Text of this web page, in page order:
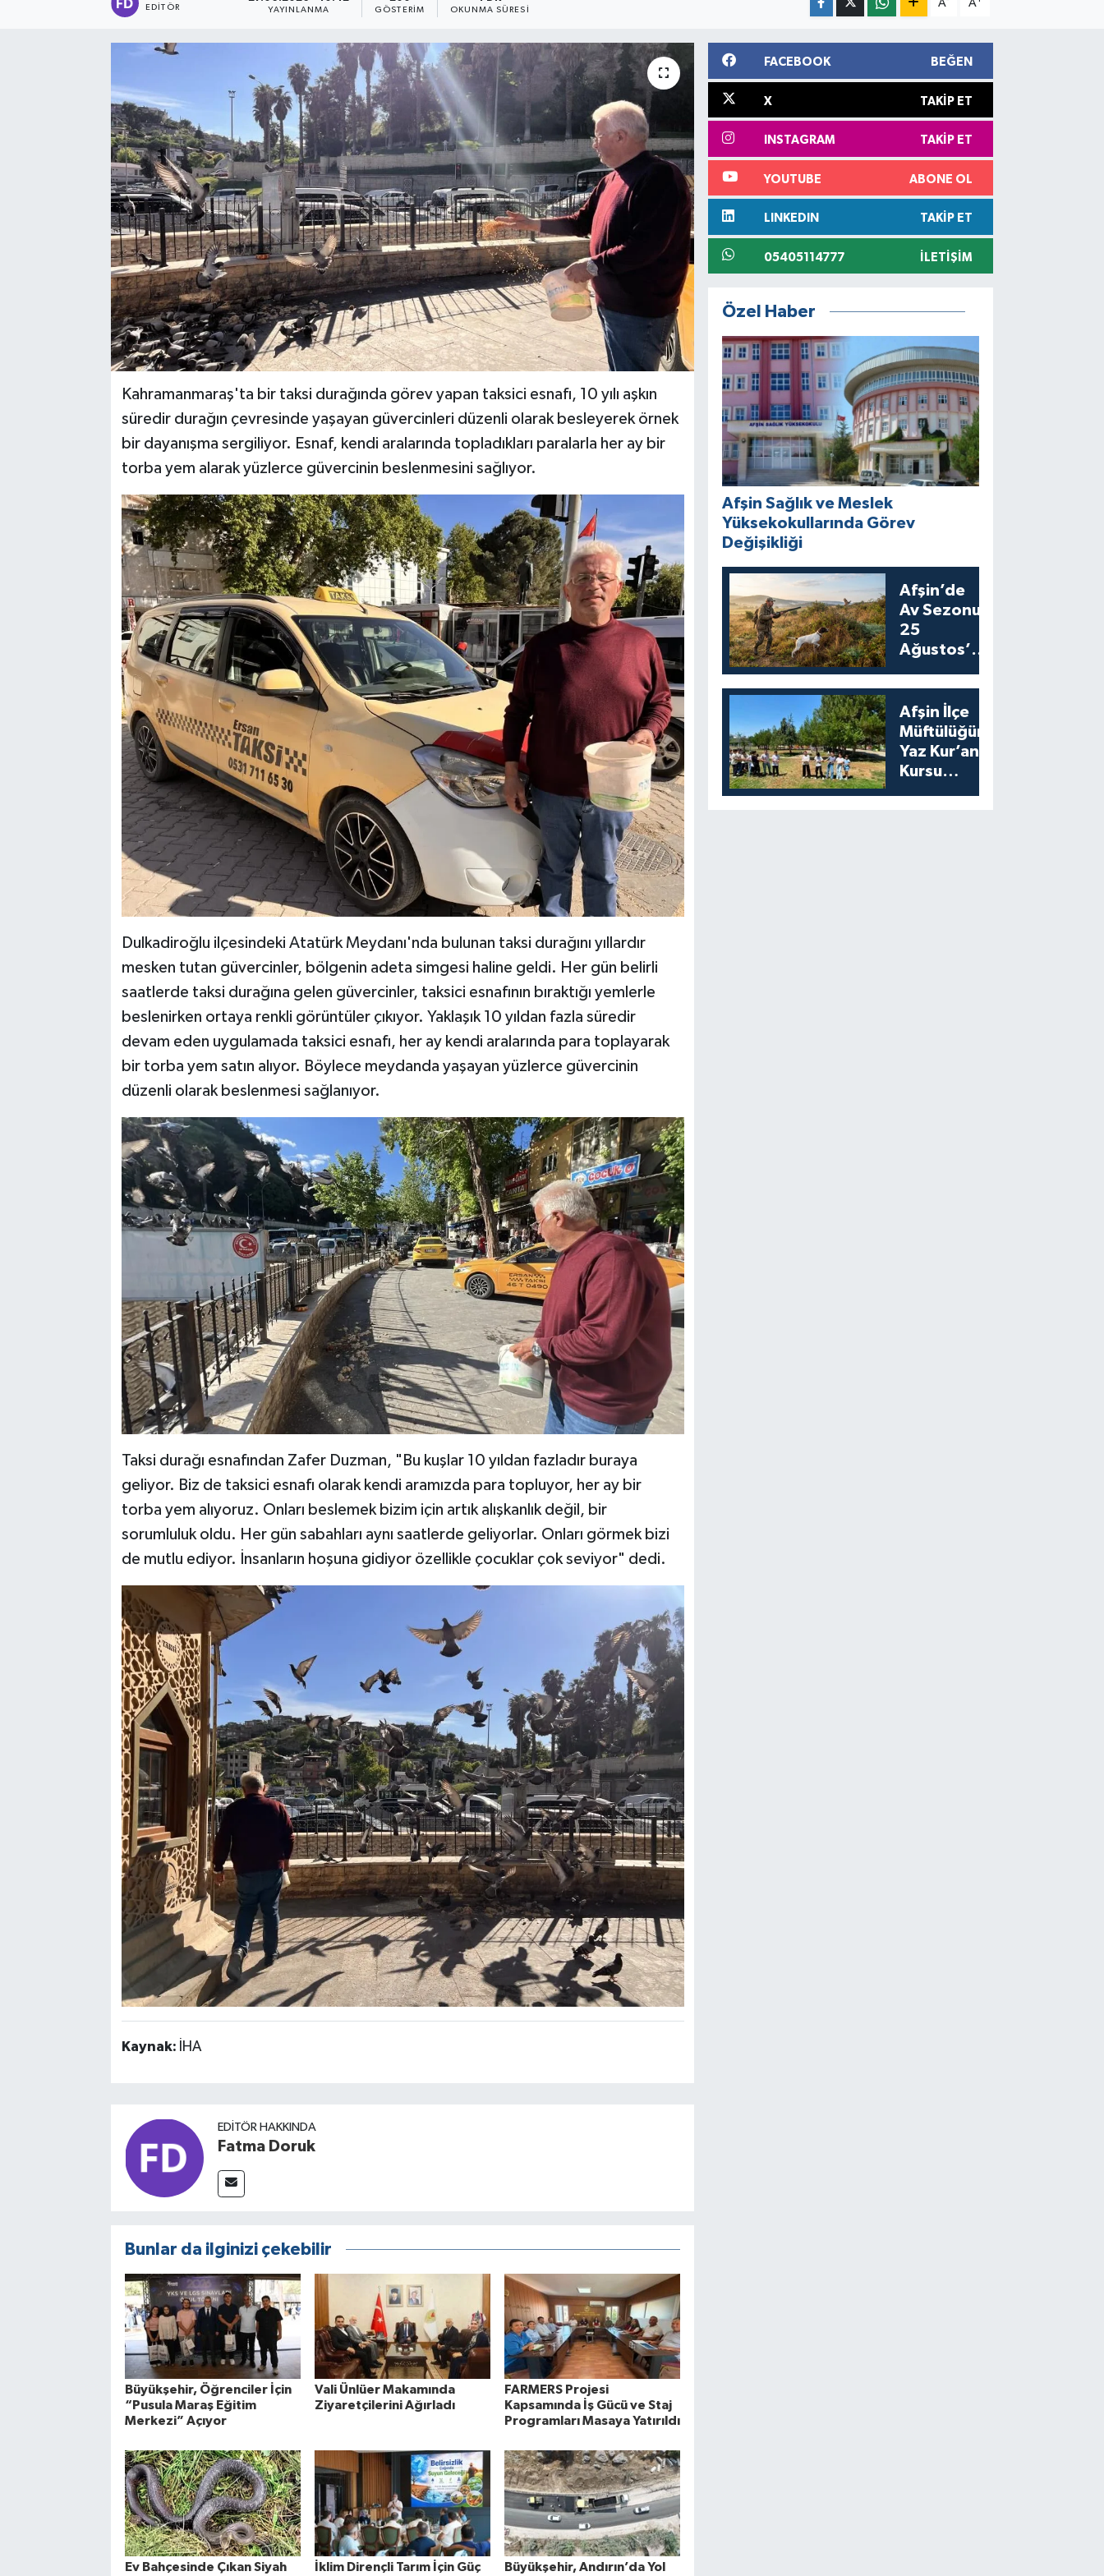
EDITÖR YAYINLANMA GÖSTERIM OKUNMA SÜRESI
A A
Kahramanmaraş'ta bir taksi durağında görev yapan taksici esnafı, 10 yılı aşkın
süredir durağın çevresinde yaşayan güvercinleri düzenli olarak besleyerek örnek
bir dayanışma sergiliyor. Esnaf, kendi aralarında topladıkları paralarla her ay bir
torba yem alarak yüzlerce güvercinin beslenmesini sağlıyor.
Dulkadiroğlu ilçesindeki Atatürk Meydanı'nda bulunan taksi durağını yıllardır
mesken tutan güvercinler, bölgenin adeta simgesi haline geldi. Her gün belirli
saatlerde taksi durağına gelen güvercinler, taksici esnafının bıraktığı yemlerle
beslenirken ortaya renkli görüntüler çıkıyor. Yaklaşık 10 yıldan fazla süredir
devam eden uygulamada taksici esnafı, her ay kendi aralarında para toplayarak
bir torba yem satın alıyor. Böylece meydanda yaşayan yüzlerce güvercinin
düzenli olarak beslenmesi sağlanıyor.
Taksi durağı esnafından Zafer Duzman, "Bu kuşlar 10 yıldan fazladır buraya
geliyor. Biz de taksici esnafı olarak kendi aramızda para topluyor, her ay bir
torba yem alıyoruz. Onları beslemek bizim için artık alışkanlık değil, bir
sorumluluk oldu. Her gün sabahları aynı saatlerde geliyorlar. Onları görmek bizi
de mutlu ediyor. İnsanların hoşuna gidiyor özellikle çocuklar çok seviyor" dedi.
Kaynak: İHA
EDITÖR HAKKINDA
Fatma Doruk
Bunlar da ilginizi çekebilir
Büyükşehir, Öğrenciler İçin
“Pusula Maraş Eğitim
Merkezi” Açıyor
Vali Ünlüer Makamında
Ziyaretçilerini Ağırladı
FARMERS Projesi
Kapsamında İş Gücü ve Staj
Programları Masaya Yatırıldı
Ev Bahçesinde Çıkan Siyah
İklim Dirençli Tarım İçin Güç
Büyükşehir, Andırın’da Yol
FACEBOOK BEĞEN
X TAKIP ET
INSTAGRAM TAKIP ET
YOUTUBE ABONE OL
LINKEDIN TAKIP ET
05405114777 İLETIŞIM
Özel Haber
Afşin Sağlık ve Meslek
Yüksekokullarında Görev
Değişikliği
Afşin’de
Av Sezonu
25
Ağustos’ta
Avıyla
Açılıyor
Afşin İlçe
Müftülüğünden
Yaz Kur’an
Kursu